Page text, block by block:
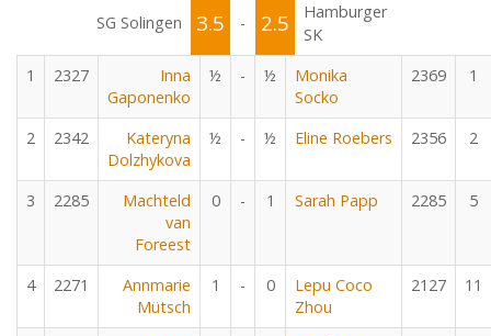
SG Solingen 3.5 - 2.5
Hamburger
SK
1
2327
Inna
Gaponenko
½ - ½
Monika
Socko
2369 1
2 2342
Kateryna
Dolzhykova
½ - ½ Eline Roebers 2356 2
3 2285
Machteld
van
Foreest
0 - 1 Sarah Papp 2285 5
4 2271
Annmarie
Mütsch
1 - 0
Lepu Coco
Zhou
2127 11